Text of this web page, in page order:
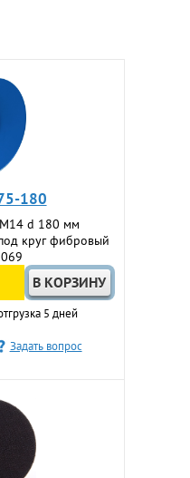
180
М14 d 180 мм
круг фибровый
5 дней
Задать вопрос